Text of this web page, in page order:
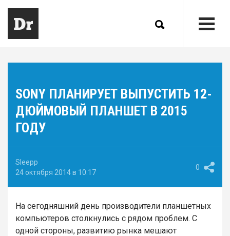
SONY ПЛАНИРУЕТ ВЫПУСТИТЬ 12-
ДЮЙМОВЫЙ ПЛАНШЕТ В 2015
ГОДУ
Sleepp
24 октября 2014 в 10:17
0
На сегодняшний день производители планшетных
компьютеров столкнулись с рядом проблем. С
одной стороны, развитию рынка мешают